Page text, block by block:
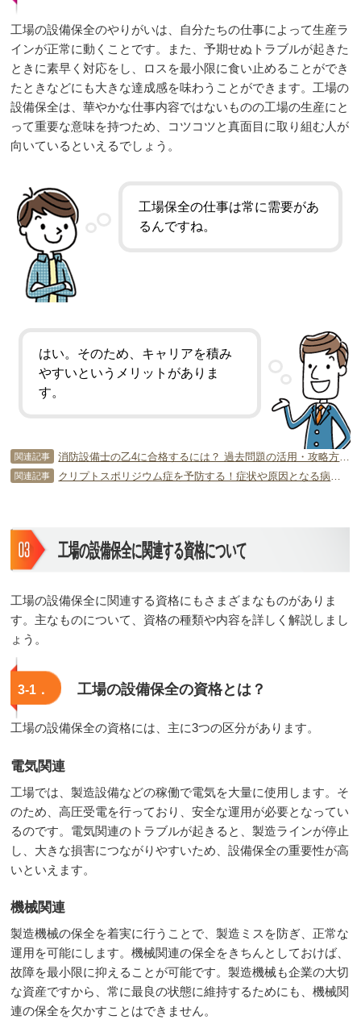
工場の設備保全のやりがいは、自分たちの仕事によって生産ラ
インが正常に動くことです。また、予期せぬトラブルが起きた
ときに素早く対応をし、ロスを最小限に食い止めることができ
たときなどにも大きな達成感を味わうことができます。工場の
設備保全は、華やかな仕事内容ではないものの工場の生産にと
って重要な意味を持つため、コツコツと真面目に取り組む人が
向いているといえるでしょう。
工場保全の仕事は常に需要があ
るんですね。
はい。そのため、キャリアを積み
やすいというメリットがありま
す。
関連記事
関連記事
工場の設備保全に関連する資格について
工場の設備保全に関連する資格にもさまざまなものがありま
す。主なものについて、資格の種類や内容を詳しく解説しまし
ょう。
3-1． 工場の設備保全の資格とは？
工場の設備保全の資格には、主に3つの区分があります。
電気関連
工場では、製造設備などの稼働で電気を大量に使用します。そ
のため、高圧受電を行っており、安全な運用が必要となってい
るのです。電気関連のトラブルが起きると、製造ラインが停止
し、大きな損害につながりやすいため、設備保全の重要性が高
いといえます。
機械関連
製造機械の保全を着実に行うことで、製造ミスを防ぎ、正常な
運用を可能にします。機械関連の保全をきちんとしておけば、
故障を最小限に抑えることが可能です。製造機械も企業の大切
な資産ですから、常に最良の状態に維持するためにも、機械関
連の保全を欠かすことはできません。